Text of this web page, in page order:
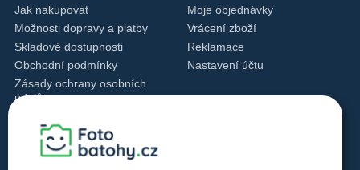
Jak nakupovat
Možnosti dopravy a platby
Skladové dostupnosti
Obchodní podmínky
Zásady ochrany osobních
údajů
Zásady cookies
Moje objednávky
Vrácení zboží
Reklamace
Nastavení účtu
Kontakty